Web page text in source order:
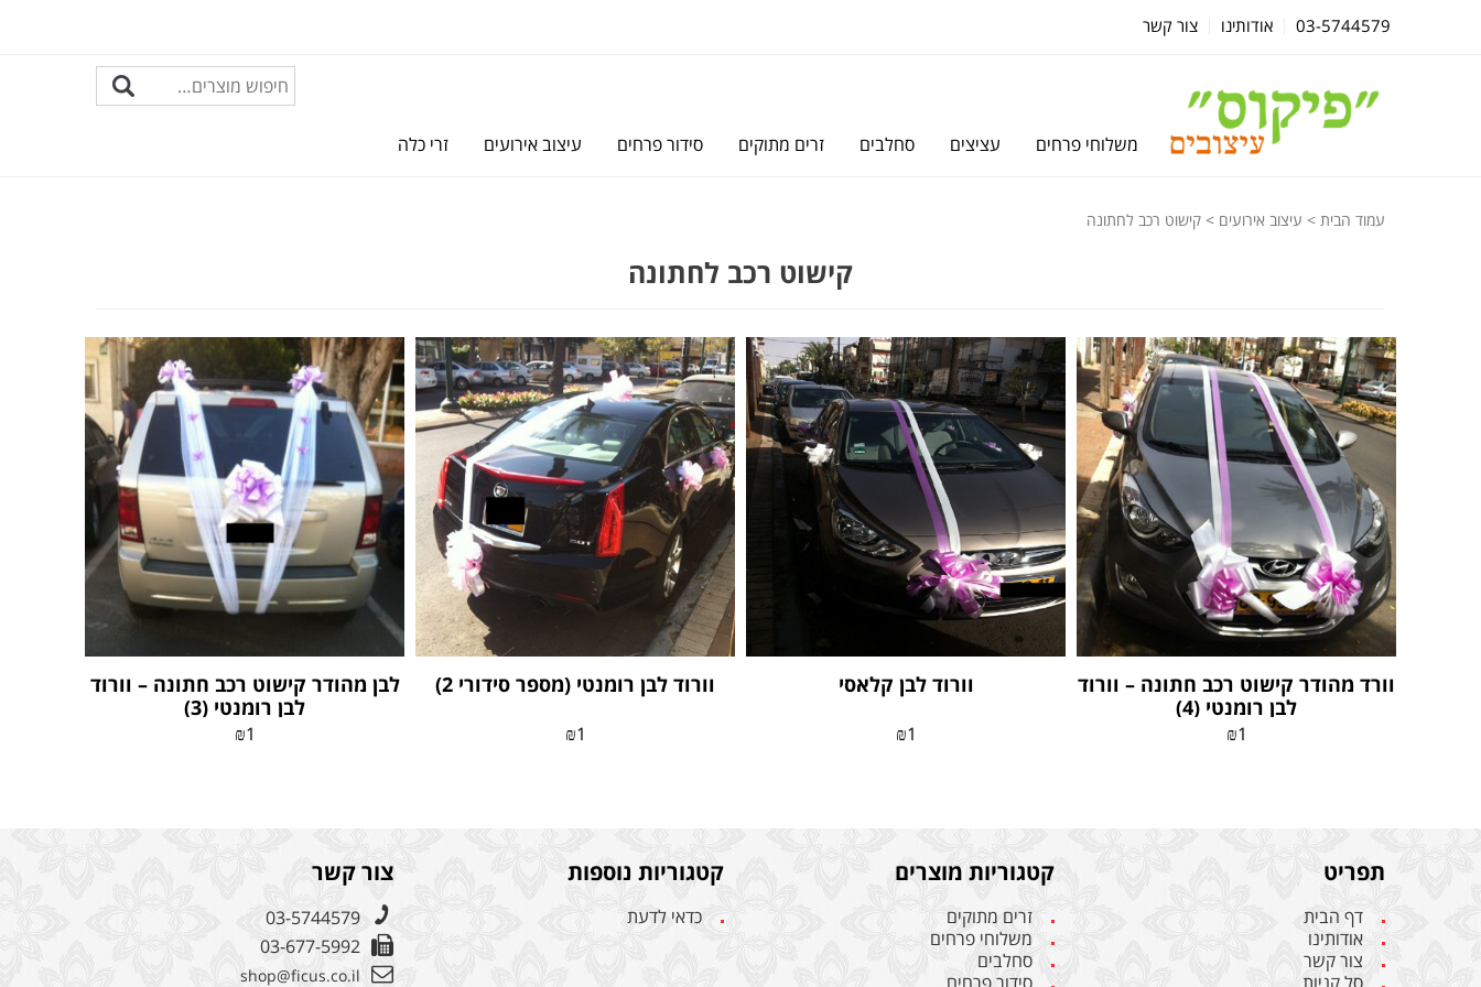
03-5744579 אודותינו צור קשר
משלוחי פרחים עציצים סחלבים זרים מתוקים סידור פרחים עיצוב אירועים זרי כלה
עמוד הבית > עיצוב אירועים > קישוט רכב לחתונה
קישוט רכב לחתונה
וורד מהודר קישוט רכב חתונה – וורוד
לבן רומנטי (4)
₪1
וורוד לבן קלאסי
₪1
וורוד לבן רומנטי (מספר סידורי 2)
₪1
לבן מהודר קישוט רכב חתונה – וורוד
לבן רומנטי (3)
₪1
תפריט
דף הבית
אודותינו
צור קשר
קטגוריות מוצרים
זרים מתוקים
משלוחי פרחים
סחלבים
קטגוריות נוספות
כדאי לדעת
צור קשר
03-5744579
03-677-5992
shop@ficus.co.il